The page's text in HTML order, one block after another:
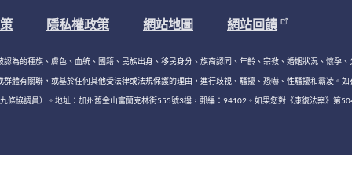
隱私權政策 網站地圖 網站回饋
為的種族、膚色、血統、國籍、民族出身、移民身分、族裔認同、年齡、宗教、婚姻狀況、懷
體有關聯，或基於任何其他受法律或法規保護的理由，進行歧視、騷擾、恐嚇、性騷擾和霸凌
九條協調員）。地址：加州舊金山富蘭克林街555號3樓，郵編：94102。如果您對《康復法案》